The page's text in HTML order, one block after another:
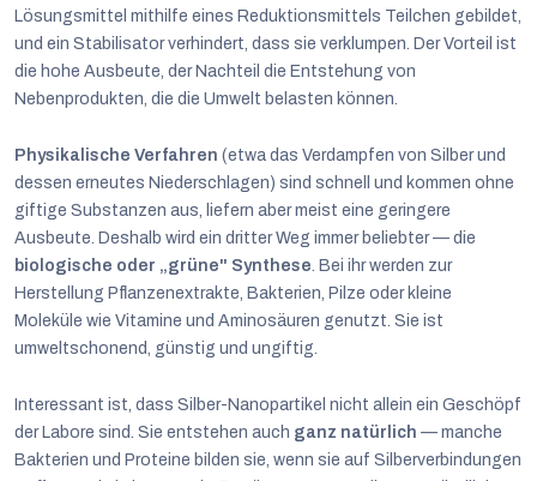
Lösungsmittel mithilfe eines Reduktionsmittels Teilchen gebildet,
und ein Stabilisator verhindert, dass sie verklumpen. Der Vorteil ist
die hohe Ausbeute, der Nachteil die Entstehung von
Nebenprodukten, die die Umwelt belasten können.
Physikalische Verfahren (etwa das Verdampfen von Silber und
dessen erneutes Niederschlagen) sind schnell und kommen ohne
giftige Substanzen aus, liefern aber meist eine geringere
Ausbeute. Deshalb wird ein dritter Weg immer beliebter — die
biologische oder „grüne" Synthese. Bei ihr werden zur
Herstellung Pflanzenextrakte, Bakterien, Pilze oder kleine
Moleküle wie Vitamine und Aminosäuren genutzt. Sie ist
umweltschonend, günstig und ungiftig.
Interessant ist, dass Silber-Nanopartikel nicht allein ein Geschöpf
der Labore sind. Sie entstehen auch ganz natürlich — manche
Bakterien und Proteine bilden sie, wenn sie auf Silberverbindungen